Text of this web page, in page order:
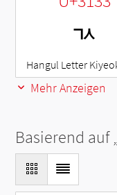
ㄳ
Hangul Letter
Mehr Anzeigen
Basierend auf